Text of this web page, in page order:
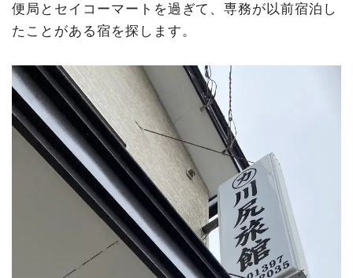
便局とセイコーマートを過ぎて、専務が以前宿泊し
たことがある宿を探します。